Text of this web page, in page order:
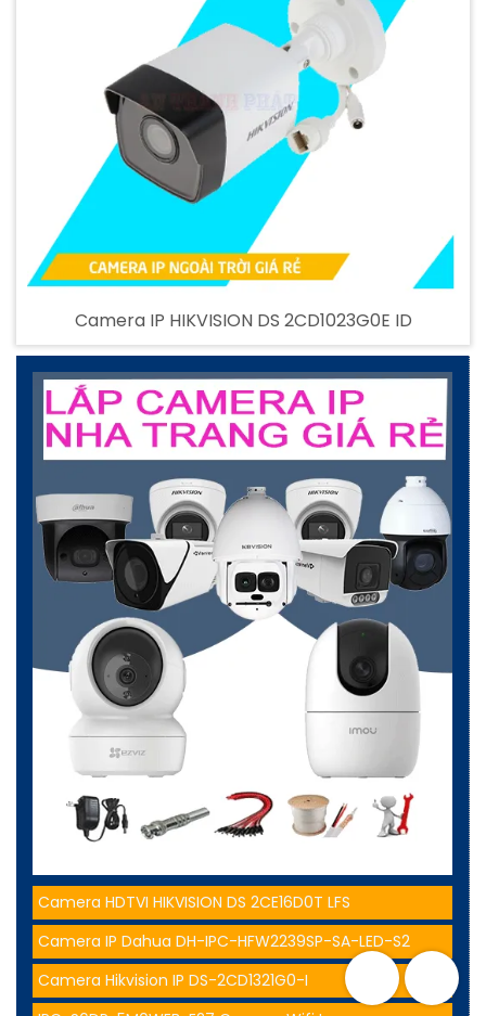
Previous Next
Camera IP HIKVISION DS 2CD1023G0E ID
Camera HDTVI HIKVISION DS 2CE16D0T LFS
Camera IP Dahua DH-IPC-HFW2239SP-SA-LED-S2
Camera Hikvision IP DS-2CD1321G0-I